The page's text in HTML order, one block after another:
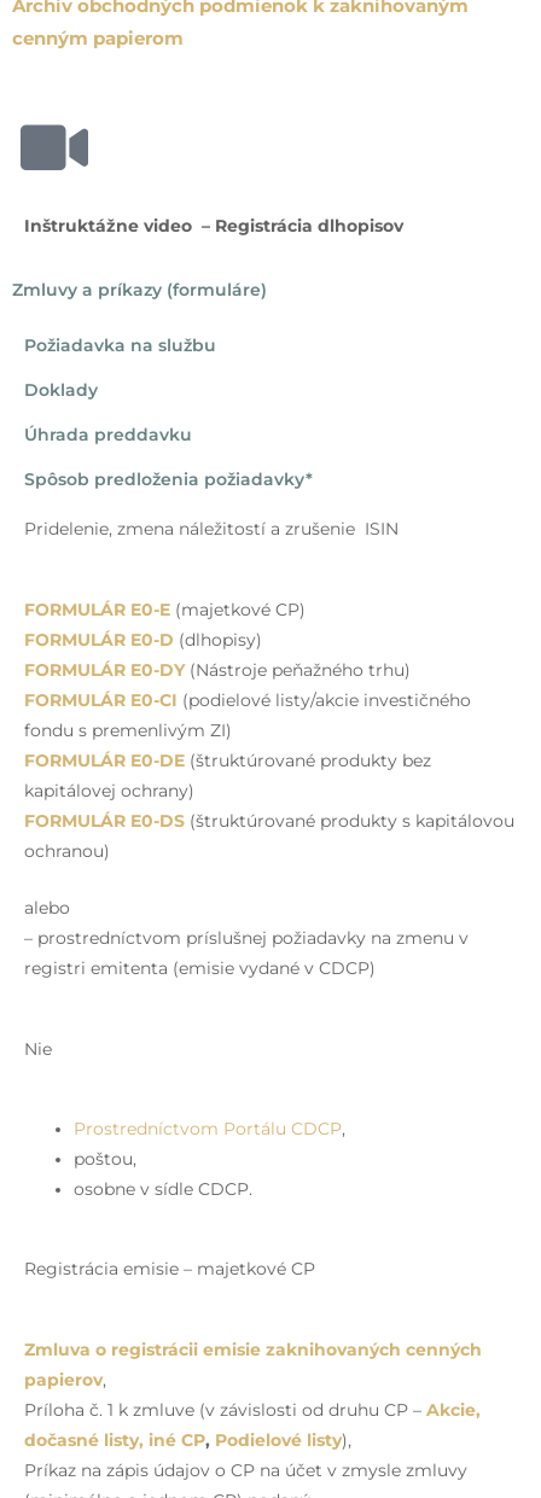
Archív obchodných podmienok k zaknihovaným
cenným papierom
Inštruktážne video – Registrácia dlhopisov
Zmluvy a príkazy (formuláre)
Požiadavka na službu
Doklady
Úhrada preddavku
Spôsob predloženia požiadavky*
Pridelenie, zmena náležitostí a zrušenie ISIN
FORMULÁR E0-E (majetkové CP)
FORMULÁR E0-D (dlhopisy)
FORMULÁR E0-DY(Nástroje peňažného trhu)
FORMULÁR E0-CI (podielové listy/akcie investičného
fondu s premenlivým ZI)
FORMULÁR E0-DE (štruktúrované produkty bez
kapitálovej ochrany)
FORMULÁR E0-DS (štruktúrované produkty s kapitálovou
ochranou)
alebo
– prostredníctvom príslušnej požiadavky na zmenu v
registri emitenta (emisie vydané v CDCP)
Nie
Prostredníctvom Portálu CDCP,
poštou,
osobne v sídle CDCP.
Registrácia emisie – majetkové CP
Zmluva o registrácii emisie zaknihovaných cenných
papierov,
Príloha č. 1 k zmluve (v závislosti od druhu CP – Akcie,
dočasné listy, iné CP, Podielové listy),
Príkaz na zápis údajov o CP na účet v zmysle zmluvy